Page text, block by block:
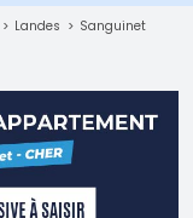
Landes
Sanguinet